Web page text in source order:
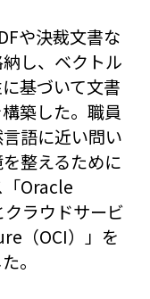
や決裁文書な
し、ベクトル
基づいて文書
築した。職員
語に近い問い
整えるために
Oracle
ラウドサービ
（OCI）」を
。